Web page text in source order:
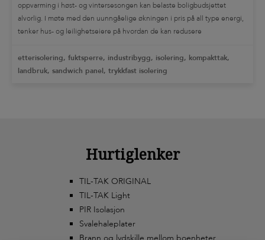
oppvarming i høst- og vintersesongen kan belaste boligbudsjettet
alvorlig. I møte med den uunngåelige økningen i pris på all type energi,
tenker hus- og leilighetseiere på hvordan de kan redusere
varmetap i huset er feil isolasjon av individuelle bygningselementer. Et
faktum […]
etterisolering, fuktsperre, industribygg, isolering, kompakttak,
landbruk, sandwich panel, trykkfast isolering
Hurtiglenker
TIL-TAK ORIGINAL
TIL-TAK Light
PIR Isolasjon
Svalehaleplater